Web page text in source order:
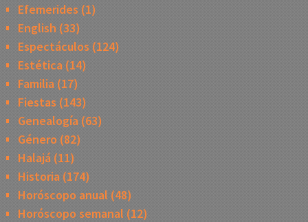
Efemerides (1)
English (33)
Espectáculos (124)
Estética(14)
Familia(17)
Fiestas (143)
Genealogía(63)
Género (82)
Halajá(11)
Historia(174)
Horóscopo anual (48)
Horóscopo semanal (12)